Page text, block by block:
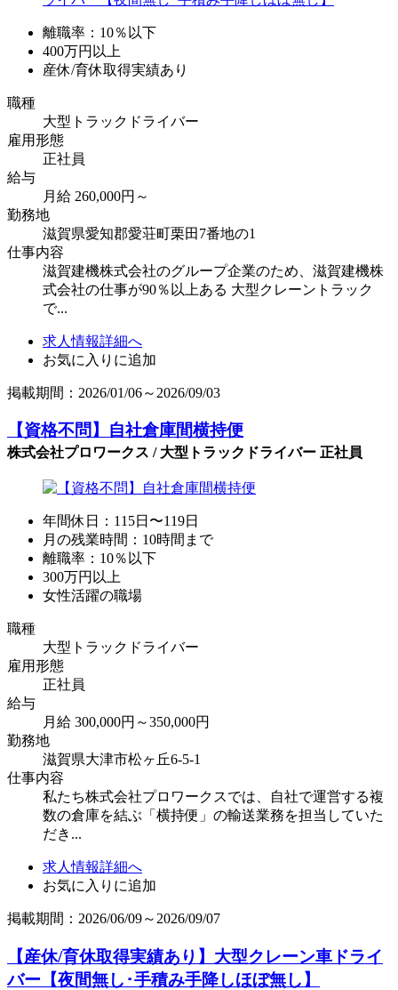
離職率：10％以下
400万円以上
産休/育休取得実績あり
職種
大型トラックドライバー
雇用形態
正社員
給与
月給 260,000円～
勤務地
滋賀県愛知郡愛荘町栗田7番地の1
仕事内容
滋賀建機株式会社のグループ企業のため、滋賀建機株
式会社の仕事が90％以上ある 大型クレーントラック
で...
求人情報詳細へ
お気に入りに追加
掲載期間：2026/01/06～2026/09/03
【資格不問】自社倉庫間横持便
株式会社プロワークス / 大型トラックドライバー 正社員
年間休日：115日〜119日
月の残業時間：10時間まで
離職率：10％以下
300万円以上
女性活躍の職場
職種
大型トラックドライバー
雇用形態
正社員
給与
月給 300,000円～350,000円
勤務地
滋賀県大津市松ヶ丘6-5-1
仕事内容
私たち株式会社プロワークスでは、自社で運営する複
数の倉庫を結ぶ「横持便」の輸送業務を担当していた
だき...
求人情報詳細へ
お気に入りに追加
掲載期間：2026/06/09～2026/09/07
【産休/育休取得実績あり】大型クレーン車ドライ
バー【夜間無し･手積み手降しほぼ無し】